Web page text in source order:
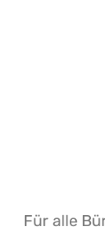
Für alle